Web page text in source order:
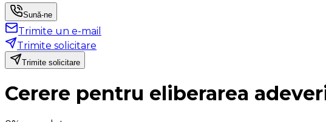
Sună-ne
Trimite un e-mail
Trimite solicitare
Trimite solicitare
Cerere pentru eliberarea